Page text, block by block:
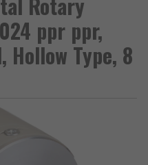
ppr ppr,
Hollow Type, 8